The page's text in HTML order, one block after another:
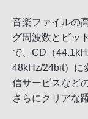
音楽ファイルの
グ周波数とビッ
で、CD（
48kHz/24bit）に
信サービスなど
さらにクリアな